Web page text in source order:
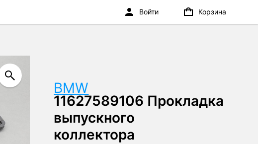
BMW
11627589106 Прокладка
выпускного
коллектора
Войти Корзина